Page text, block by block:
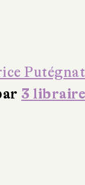
Putégnat
3